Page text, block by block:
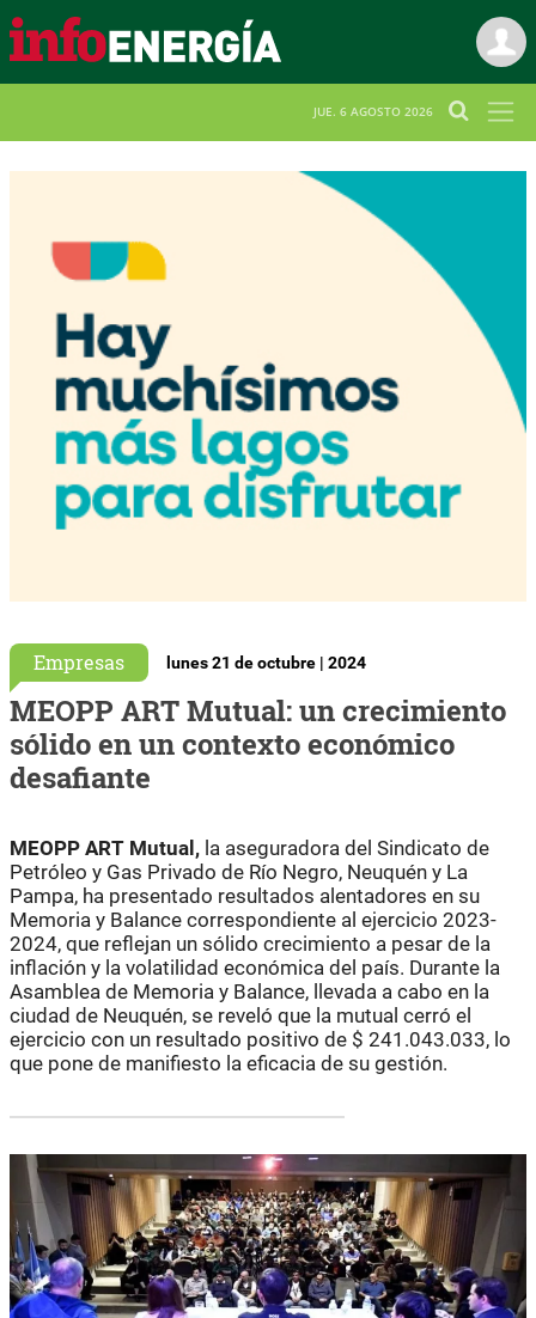
JUE. 6 AGOSTO 2026
Empresas lunes 21 de octubre | 2024
MEOPP ART Mutual: un crecimiento
sólido en un contexto económico
desafiante
MEOPP ART Mutual, la aseguradora del Sindicato de
Petróleo y Gas Privado de Río Negro, Neuquén y La
Pampa, ha presentado resultados alentadores en su
Memoria y Balance correspondiente al ejercicio 2023-
2024, que reflejan un sólido crecimiento a pesar de la
inflación y la volatilidad económica del país. Durante la
Asamblea de Memoria y Balance, llevada a cabo en la
ciudad de Neuquén, se reveló que la mutual cerró el
ejercicio con un resultado positivo de $ 241.043.033, lo
que pone de manifiesto la eficacia de su gestión.